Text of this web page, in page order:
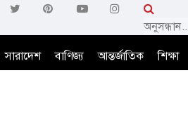
সারাদেশ বাণিজ্য আন্তর্জাতিক শিক্ষা